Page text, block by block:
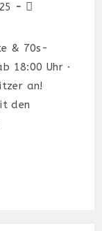
Beitrags-
& 70s-
18:00 Uhr ·
an!
den